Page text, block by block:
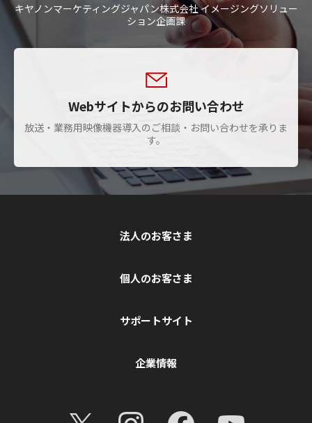
キヤノンマーケティングジャパン株式会社 イメージングソリュー
ション企画課
Webサイトからのお問い合わせ
放送・業務用映像機器導入のご相談・お問い合わせを承りま
す。
法人のお客さま
個人のお客さま
サポートサイト
企業情報